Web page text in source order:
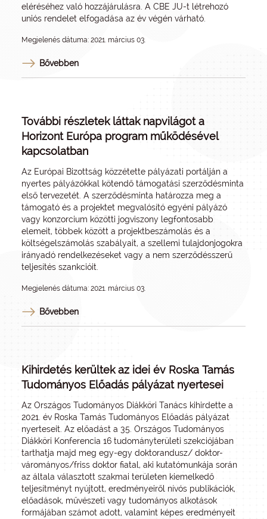
eléréséhez való hozzájárulásra. A CBE JU-t létrehozó
uniós rendelet elfogadása az év végén várható.
Megjelenés dátuma: 2021. március 03.
Bővebben
További részletek láttak napvilágot a
Horizont Európa program működésével
kapcsolatban
Az Európai Bizottság közzétette pályázati portálján a
nyertes pályázókkal kötendő támogatási szerződésminta
első tervezetét . A szerződésminta határozza meg a
támogató és a projektet megvalósító egyéni pályázó
vagy konzorcium közötti jogviszony legfontosabb
elemeit, többek között a projektbeszámolás és a
költségelszámolás szabályait, a szellemi tulajdonjogokra
irányadó rendelkezéseket vagy a nem szerződésszerű
teljesítés szankcióit.
Megjelenés dátuma: 2021. március 03.
Bővebben
Kihirdetés kerültek az idei év Roska Tamás
Tudományos Előadás pályázat nyertesei
Az Országos Tudományos Diákköri Tanács kihirdette a
2021. év Roska Tamás Tudományos Előadás pályázat
nyerteseit. Az előadást a 35. Országos Tudományos
Diákköri Konferencia 16 tudományterületi szekciójában
tarthatja majd meg egy-egy doktorandusz/ doktor-
várományos/friss doktor fiatal, aki kutatómunkája során
az általa választott szakmai területen kiemelkedő
teljesítményt nyújtott, eredményeiről nívós publikációk,
előadások, művészeti vagy tudományos alkotások
formájában számot adott, valamint képes eredményeit